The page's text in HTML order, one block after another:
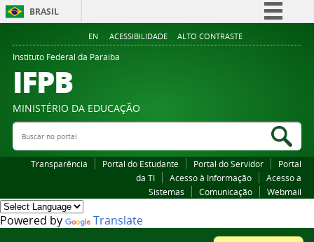
BRASIL
Simplifique!
Legislação
EN ACESSIBILIDADE ALTO CONTRASTE
Instituto Federal da Paraiba
IFPB
MINISTÉRIO DA EDUCAÇÃO
Buscar no portal
Transparência Portal do Estudante Portal do Servidor
Portal
da TI
Acesso à Informação
Acesso a
Sistemas
Comunicação Webmail
Powered by Translate